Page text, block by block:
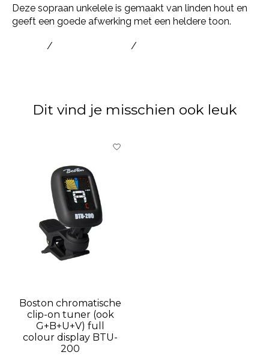
Deze sopraan unkelele is gemaakt van linden hout en
geeft een goede afwerking met een heldere toon.
/ /
Dit vind je misschien ook leuk
Items van productcarrousel
Boston chromatische
clip-on tuner (ook
G+B+U+V) full
colour display BTU-
200